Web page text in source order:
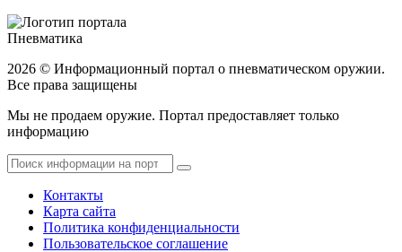
Пневматика
2026 © Информационный портал о пневматическом оружии.
Все права защищены
Мы не продаем оружие. Портал предоставляет только
информацию
Контакты
Карта сайта
Политика конфиденциальности
Пользовательское соглашение